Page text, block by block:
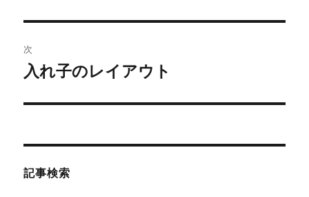
ビ
ゲ
ー
投
稿:
次
次
投
入れ子のレイアウト
記事検索